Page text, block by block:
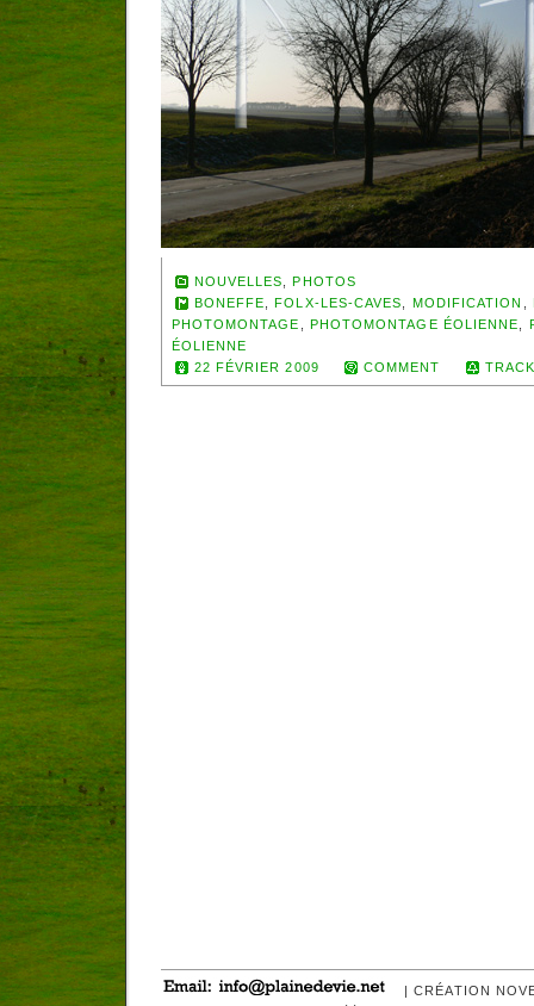
NOUVELLES
PHOTOS
BONEFFE
FOLX-LES-CAVES MODIFICATION
PHOTOMONTAGE
PHOTOMONTAGE ÉOLIENNE
ÉOLIENNE
22 FÉVRIER 2009
COMMENT
| CRÉATION